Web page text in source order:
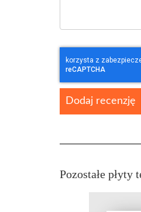
Dodaj recenzję
Pozostałe płyty